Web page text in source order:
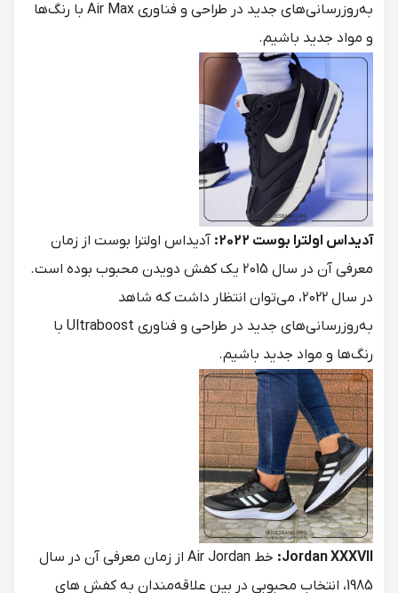
به‌روزرسانی‌های جدید در طراحی و فناوری Air Max با رنگ‌ها
و مواد جدید باشیم.
آدیداس اولترا بوست 2022:
آدیداس اولترا بوست از زمان
معرفی آن در سال 2015 یک کفش دویدن محبوب بوده است.
در سال 2022، می‌توان انتظار داشت که شاهد
به‌روزرسانی‌های جدید در طراحی و فناوری Ultraboost با
رنگ‌ها و مواد جدید باشیم.
Jordan XXXVII:
خط Air Jordan از زمان معرفی آن در سال
1985، انتخاب محبوبی در بین علاقه‌مندان به کفش های